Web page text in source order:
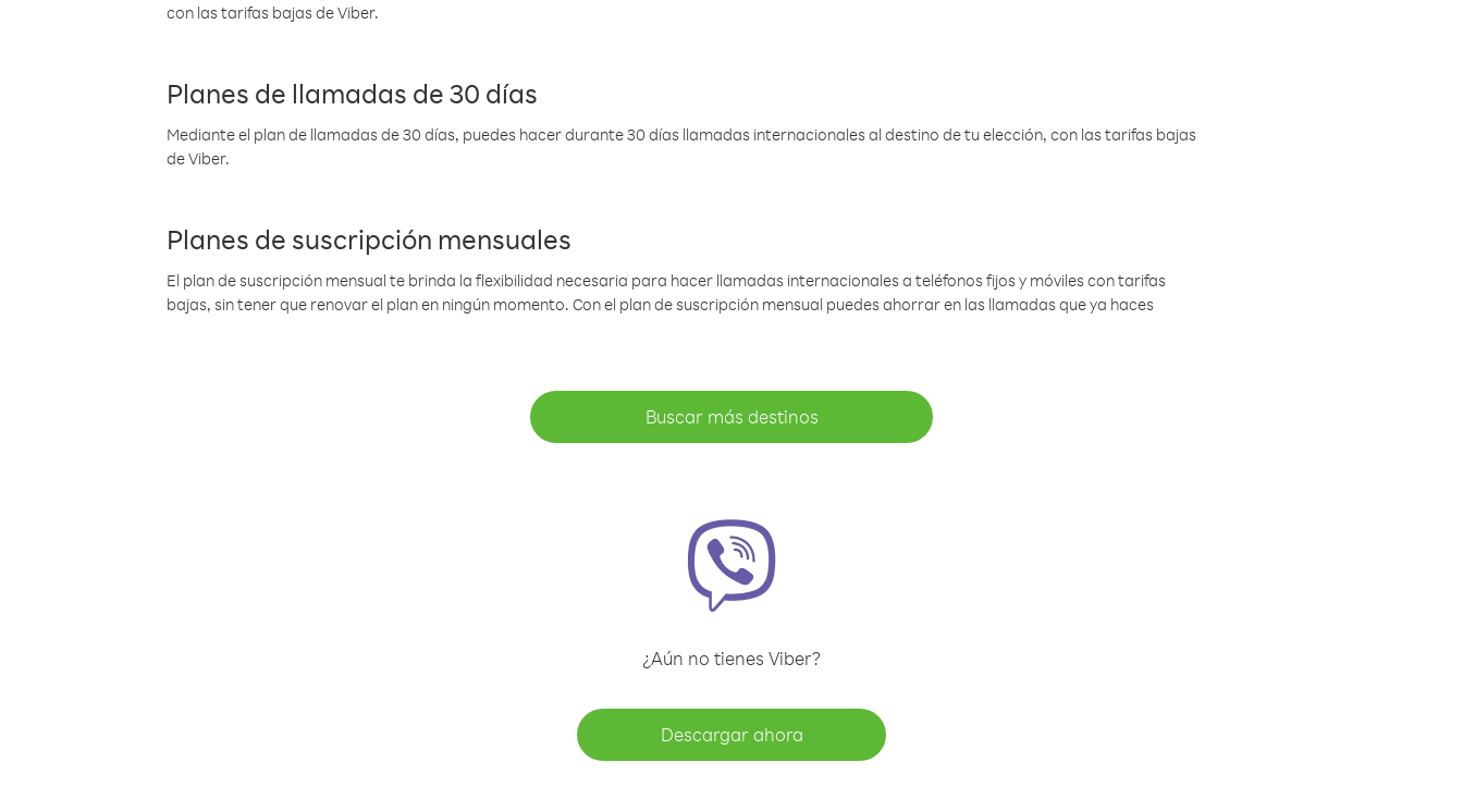
con las tarifas bajas de Viber.
Planes de llamadas de 30 días
Mediante el plan de llamadas de 30 días, puedes hacer durante 30 días llamadas internacionales al destino de tu elección, con las tarifas bajas
de Viber.
Planes de suscripción mensuales
El plan de suscripción mensual te brinda la flexibilidad necesaria para hacer llamadas internacionales a teléfonos fijos y móviles con tarifas
bajas, sin tener que renovar el plan en ningún momento. Con el plan de suscripción mensual puedes ahorrar en las llamadas que ya haces
Buscar más destinos
¿Aún no tienes Viber?
Descargar ahora